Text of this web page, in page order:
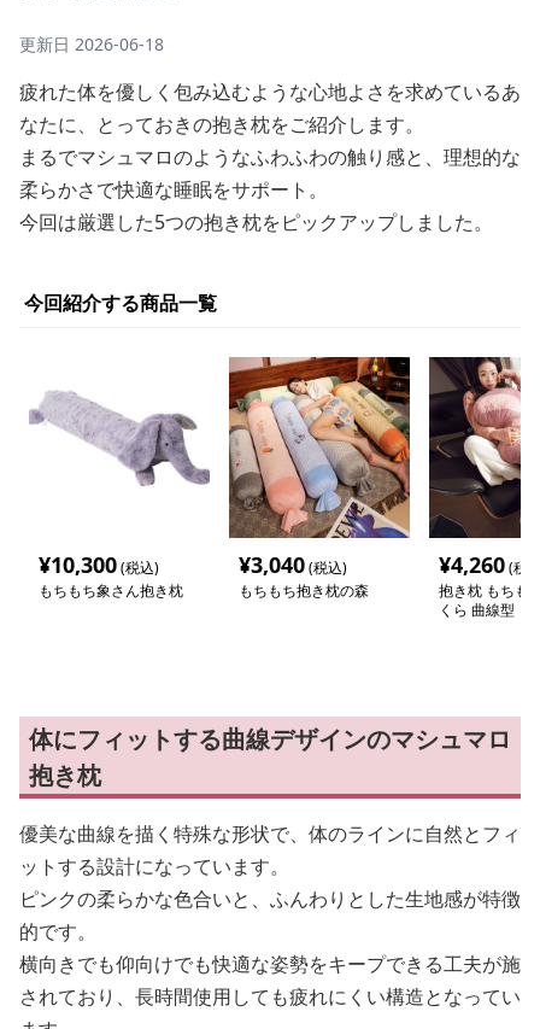
更新日 2026-06-18
疲れた体を優しく包み込むような心地よさを求めているあ
なたに、とっておきの抱き枕をご紹介します。
まるでマシュマロのようなふわふわの触り感と、理想的な
柔らかさで快適な睡眠をサポート。
今回は厳選した5つの抱き枕をピックアップしました。
今回紹介する商品一覧
¥10,300(税込)
もちもち象さん抱き枕
¥3,040(税込)
もちもち抱き枕の森
¥4,260(税
抱き枕 もちも
くら 曲線型
体にフィットする曲線デザインのマシュマロ
抱き枕
優美な曲線を描く特殊な形状で、体のラインに自然とフィ
ットする設計になっています。
ピンクの柔らかな色合いと、ふんわりとした生地感が特徴
的です。
横向きでも仰向けでも快適な姿勢をキープできる工夫が施
されており、長時間使用しても疲れにくい構造となってい